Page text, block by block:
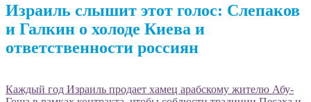
Израиль слышит этот голос: Слепаков
и Галкин о холоде Киева и
ответственности россиян
Каждый год Израиль продает хамец арабскому жителю Абу-